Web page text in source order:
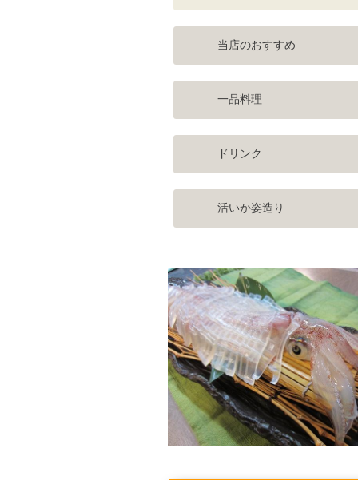
当店のおすすめ
一品料理
ドリンク
活いか姿造り